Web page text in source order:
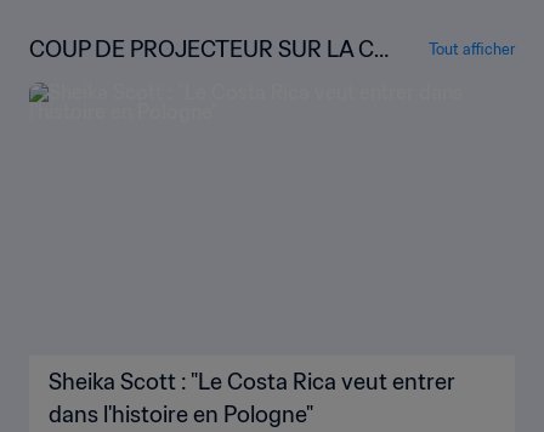
COUP DE PROJECTEUR SUR LA C
OUPE DU MONDE FÉMININE DE L
A FIFA™
Tout afficher
Sheika Scott : "Le Costa Rica veut entrer
dans l'histoire en Pologne"